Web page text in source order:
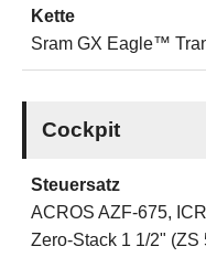
Kette
Sram GX Eagle™
Cockpit
Steuersatz
ACROS AZF-675,
Zero-Stack 1 1/2" (ZS